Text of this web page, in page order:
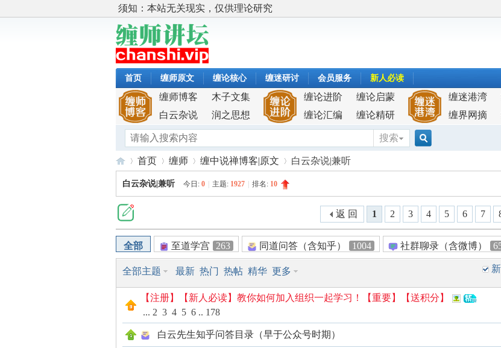
须知：本站无关现实，仅供理论研究
首页 缠师原文 缠论核心 缠迷研讨 会员服务 新人必读
缠师博客
木子文集
白云杂说
润之思想
缠论进阶
缠论启蒙
缠论汇编
缠论精研
缠迷港湾
缠界网摘
搜索
索
缠»
首页 缠师 缠中说禅博客|原文 白云杂说|兼听
白云杂说|兼听 今日: 0 主题: 1927 排名: 10
1 2 3 4 5 6 7
返 回
全部 至道学宫 263 同道问答（含知乎） 1004 社群聊录（含微博）
全部主题 最新 热门 热帖 精华 更多
【注册】【新人必读】教你如何加入组织一起学习！【重要】【送积分】
... 2 3 4 5 6 .. 178
白云先生知乎问答目录（早于公众号时期）